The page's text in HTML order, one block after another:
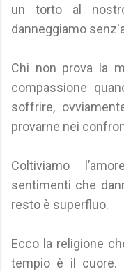
un torto al
danneggiamo
Chi non prova la
compassione
soffrire,
provarne nei
Coltiviamo
sentimenti che
resto è superfluo.
Ecco la religione
tempio è il cuore.